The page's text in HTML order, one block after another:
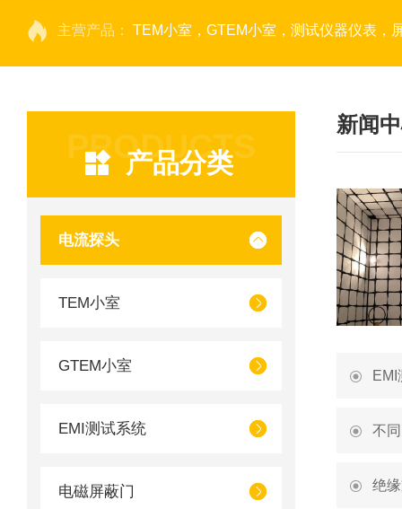
主营产品： TEM小室，GTEM小室，测试仪器仪表，
PRODUCTS
产品分类
电流探头
TEM小室
GTEM小室
EMI测试系统
电磁屏蔽门
新闻
不
绝